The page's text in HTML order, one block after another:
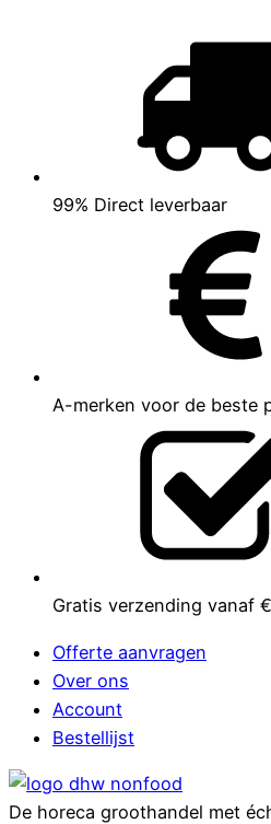
99% Direct leverbaar
A-merken voor de beste
Gratis verzending vanaf
Offerte aanvragen
Over ons
Account
Bestellijst
De horeca groothandel met